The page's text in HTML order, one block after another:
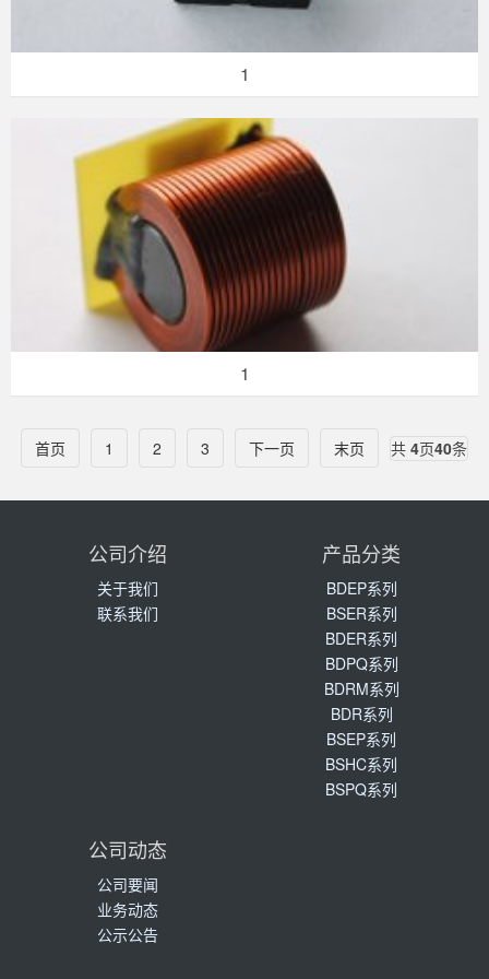
1
1
首页 1 2 3 下一页 末页 共 4页40条
公司介绍
关于我们
联系我们
产品分类
BDEP系列
BSER系列
BDER系列
BDPQ系列
BDRM系列
BDR系列
BSEP系列
BSHC系列
BSPQ系列
公司动态
公司要闻
业务动态
公示公告